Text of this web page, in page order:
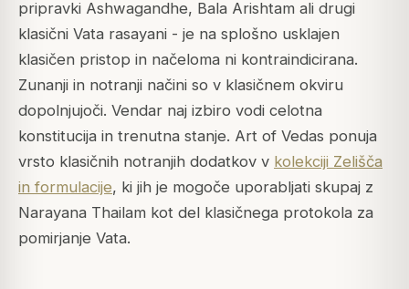
pripravki Ashwagandhe, Bala Arishtam ali drugi
klasični Vata rasayani - je na splošno usklajen
klasičen pristop in načeloma ni kontraindicirana.
Zunanji in notranji načini so v klasičnem okviru
dopolnjujoči. Vendar naj izbiro vodi celotna
konstitucija in trenutna stanje. Art of Vedas ponuja
vrsto klasičnih notranjih dodatkov v kolekciji Zelišča
in formulacije, ki jih je mogoče uporabljati skupaj z
Narayana Thailam kot del klasičnega protokola za
pomirjanje Vata.